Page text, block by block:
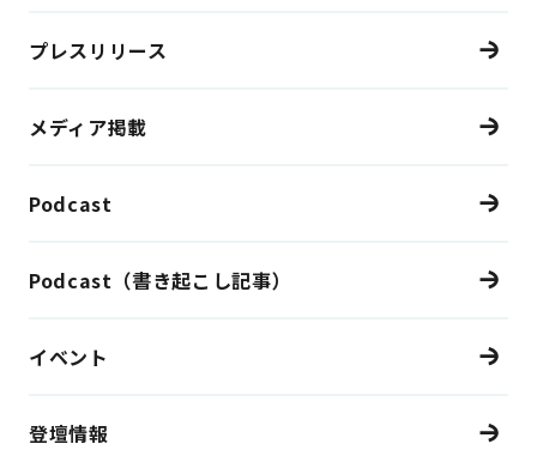
プレスリリース
メディア掲載
Podcast
Podcast（書き起こし記事）
イベント
登壇情報